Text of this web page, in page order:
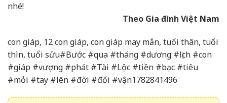
nhé!
Theo Gia đình Việt Nam
con giáp, 12 con giáp, con giáp may mắn, tuổi thân, tuổi
thìn, tuổi sửu#Bước #qua #tháng #dương #lịch #con
#giáp #vượng #phát #Tài #Lộc #tiền #bạc #tiêu
#mỏi #tay #lên #đời #đổi #vận1782841496